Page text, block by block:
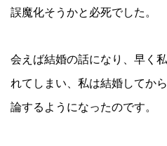
誤魔化そうかと必死でした。
会えば結婚の話になり、早く
れてしまい、私は結婚してか
論するようになったのです。